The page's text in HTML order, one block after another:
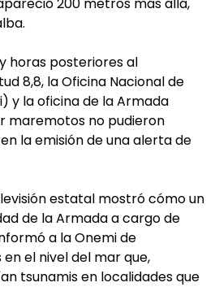
horas posteriores al
8,8, la Oficina Nacional de
y la oficina de la Armada
maremotos no pudieron
la emisión de una alerta de
estatal mostró cómo un
de la Armada a cargo de
a la Onemi de
el nivel del mar que,
tsunamis en localidades que